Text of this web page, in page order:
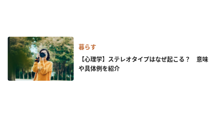
暮らす
【心理学】ステレオタイプはなぜ起こる？ 意味
や具体例を紹介